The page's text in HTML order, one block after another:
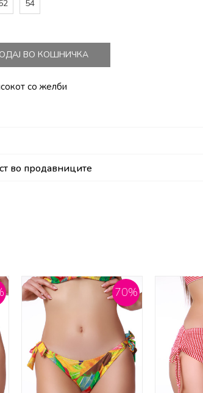
54
ВО КОШНИЧКА
со желби
во продавниците
70%